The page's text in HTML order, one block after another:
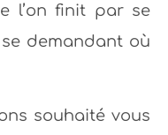
l’on finit par se
demandant où
souhaité vous